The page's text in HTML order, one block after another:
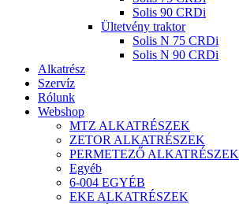
Solis 90 CRDi
Ültetvény traktor
Solis N 75 CRDi
Solis N 90 CRDi
Alkatrész
Szervíz
Rólunk
Webshop
MTZ ALKATRÉSZEK
ZETOR ALKATRÉSZEK
PERMETEZŐ ALKATRÉSZEK
Egyéb
6-004 EGYÉB
EKE ALKATRÉSZEK